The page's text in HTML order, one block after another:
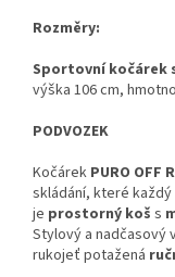
Rozměry:
Sportovní kočárek
výška 106 cm,
PODVOZEK
Kočárek PURO OFF
skládání, které
je prostorný koš s
Stylový a nadčasový
rukojeť potažená